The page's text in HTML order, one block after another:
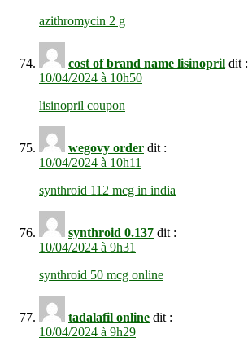
azithromycin 2 g
cost of brand name lisinopril dit :
10/04/2024 à 10h50
lisinopril coupon
wegovy order dit :
10/04/2024 à 10h11
synthroid 112 mcg in india
synthroid 0.137 dit :
10/04/2024 à 9h31
synthroid 50 mcg online
tadalafil online dit :
10/04/2024 à 9h29